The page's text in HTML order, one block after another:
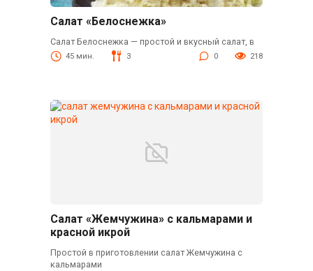
Салат «Белоснежка»
Салат Белоснежка — простой и вкусный салат, в
45 мин. 3 0 218
Салат «Жемчужина» с кальмарами и
красной икрой
Простой в приготовлении салат Жемчужина с
кальмарами